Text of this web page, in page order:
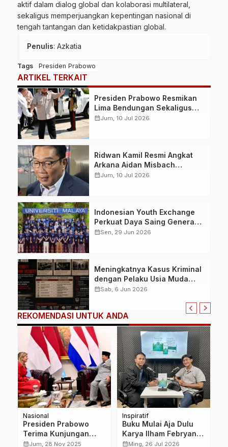
aktif dalam dialog global dan kolaborasi multilateral,
sekaligus memperjuangkan kepentingan nasional di
tengah tantangan dan ketidakpastian global.
Penulis: Azkatia
Tags Presiden Prabowo
ARTIKEL TERKAIT
Presiden Prabowo Resmikan
Lima Bendungan Sekaligus
dari NTB, Perkuat Ketahanan
calendar_monthJum, 10 Jul 2026
Ridwan Kamil Resmi Angkat
Arkana Aidan Misbach
sebagai Anak, Permohonan
calendar_monthJum, 10 Jul 2026
Indonesian Youth Exchange
Perkuat Daya Saing Generasi
Muda melalui Kolaborasi
calendar_monthSen, 29 Jun 2026
Meningkatnya Kasus Kriminal
dengan Pelaku Usia Muda
Picu Diskusi Baru terkait
Mentoring Webware Security
dan Humanware Security
calendar_monthSab, 6 Jun 2026
REKOMENDASI UNTUK ANDA
Nasional
Presiden Prabowo
Terima Kunjungan
Ratu Máxima di Istana
calendar_monthJum, 28 Nov 2025
Inspiratif
Buku Mulai Aja Dulu
Karya Ilham Febryan
Hadir, Dorong Anak
calendar_monthMing, 26 Jul 2026